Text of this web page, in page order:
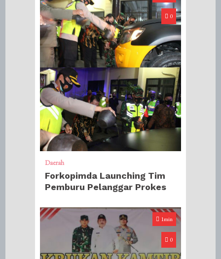
0
Daerah
Forkopimda Launching Tim
Pemburu Pelanggar Prokes
1min
0